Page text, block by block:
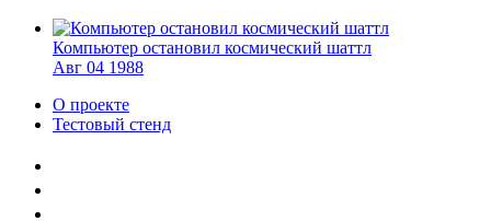
Компьютер остановил космический шаттл
Авг 04 1988
О проекте
Тестовый стенд